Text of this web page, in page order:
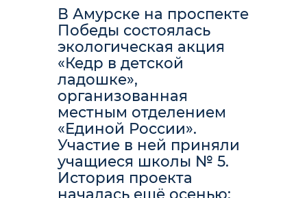
В Амурске на проспекте
Победы состоялась
экологическая акция
«Кедр в детской
ладошке»,
организованная
местным отделением
«Единой России».
Участие в ней приняли
учащиеся школы № 5.
История проекта
началась ещё осенью: